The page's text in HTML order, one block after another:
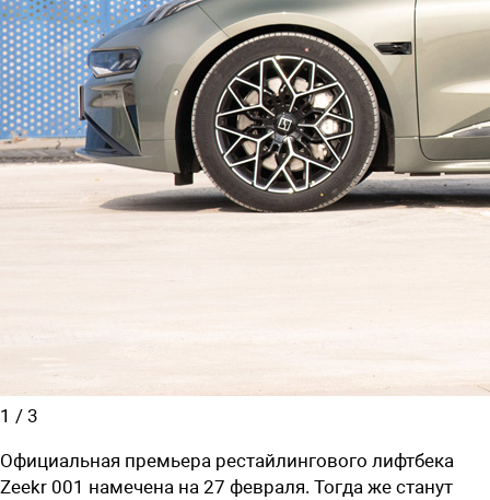
1 / 3
Официальная премьера рестайлингового лифтбека
Zeekr 001 намечена на 27 февраля. Тогда же станут